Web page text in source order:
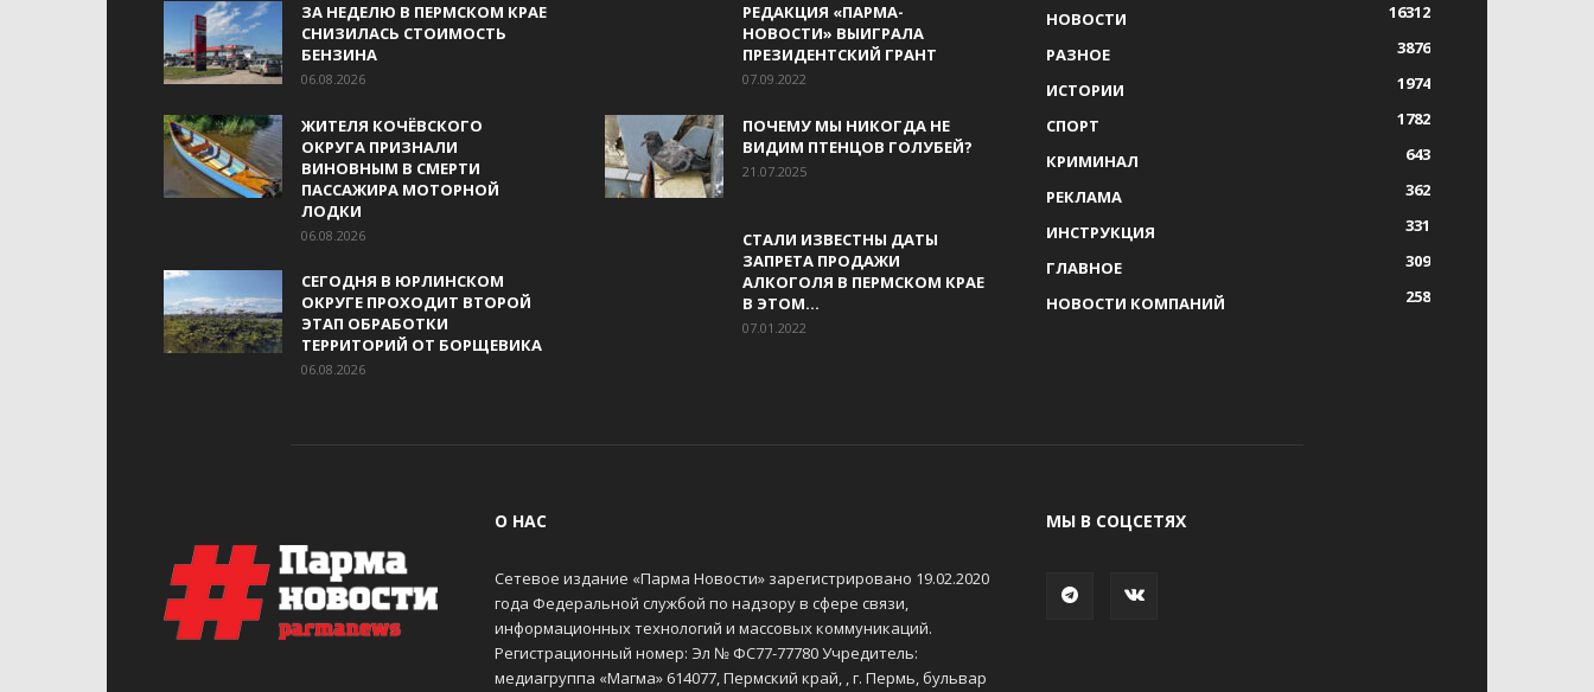
ЗА НЕДЕЛЮ В ПЕРМСКОМ КРАЕ
СНИЗИЛАСЬ СТОИМОСТЬ
БЕНЗИНА
06.08.2026
ЖИТЕЛЯ КОЧЁВСКОГО
ОКРУГА ПРИЗНАЛИ
ВИНОВНЫМ В СМЕРТИ
ПАССАЖИРА МОТОРНОЙ
ЛОДКИ
06.08.2026
СЕГОДНЯ В ЮРЛИНСКОМ
ОКРУГЕ ПРОХОДИТ ВТОРОЙ
ЭТАП ОБРАБОТКИ
ТЕРРИТОРИЙ ОТ БОРЩЕВИКА
06.08.2026
РЕДАКЦИЯ «ПАРМА-
НОВОСТИ» ВЫИГРАЛА
ПРЕЗИДЕНТСКИЙ ГРАНТ
07.09.2022
ПОЧЕМУ МЫ НИКОГДА НЕ
ВИДИМ ПТЕНЦОВ ГОЛУБЕЙ?
21.07.2025
СТАЛИ ИЗВЕСТНЫ ДАТЫ
ЗАПРЕТА ПРОДАЖИ
АЛКОГОЛЯ В ПЕРМСКОМ КРАЕ
В ЭТОМ...
07.01.2022
НОВОСТИ
16312
РАЗНОЕ
3876
ИСТОРИИ
1974
СПОРТ
1782
КРИМИНАЛ
643
РЕКЛАМА
362
ИНСТРУКЦИЯ
331
ГЛАВНОЕ
309
НОВОСТИ КОМПАНИЙ
258
О НАС
Сетевое издание «Парма Новости» зарегистрировано 19.02.2020
года Федеральной службой по надзору в сфере связи,
информационных технологий и массовых коммуникаций.
Регистрационный номер: Эл № ФС77-77780 Учредитель:
медиагруппа «Магма» 614077, Пермский край, , г. Пермь, бульвар
МЫ В СОЦСЕТЯХ